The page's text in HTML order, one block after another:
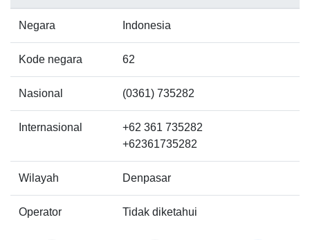
Negara Indonesia
Kode negara 62
Nasional (0361) 735282
Internasional
+62 361 735282
+62361735282
Wilayah Denpasar
Operator Tidak diketahui